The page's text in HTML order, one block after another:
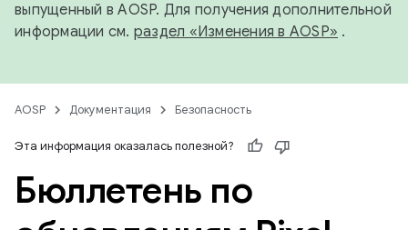
выпущенный в AOSP. Для получения дополнительной
информации см. раздел «Изменения в AOSP» .
AOSP Документация Безопасность
Эта информация оказалась полезной?
Бюллетень по